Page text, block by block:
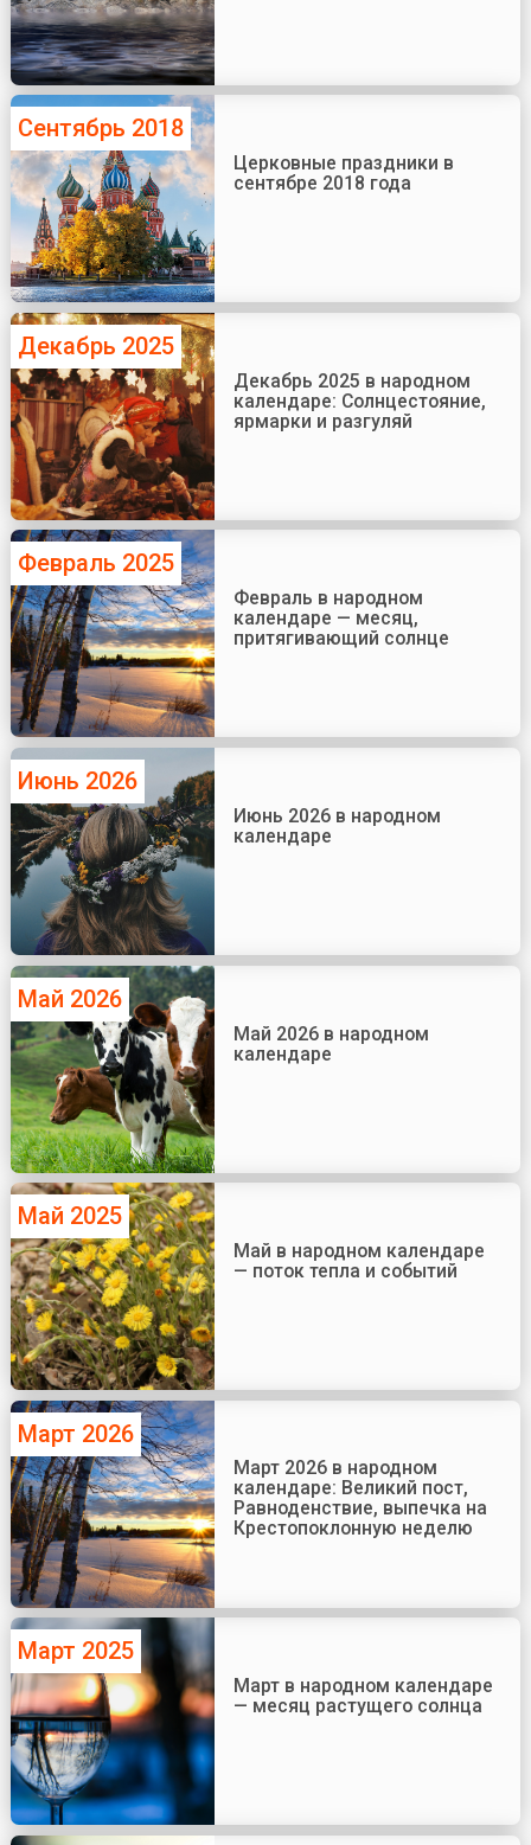
Сентябрь 2018
Церковные праздники в
сентябре 2018 года
Декабрь 2025
Декабрь 2025 в народном
календаре: Солнцестояние,
ярмарки и разгуляй
Февраль 2025
Февраль в народном
календаре — месяц,
притягивающий солнце
Июнь 2026
Июнь 2026 в народном
календаре
Май 2026
Май 2026 в народном
календаре
Май 2025
Май в народном календаре
— поток тепла и событий
Март 2026
Март 2026 в народном
календаре: Великий пост,
Равноденствие, выпечка на
Крестопоклонную неделю
Март 2025
Март в народном календаре
— месяц растущего солнца